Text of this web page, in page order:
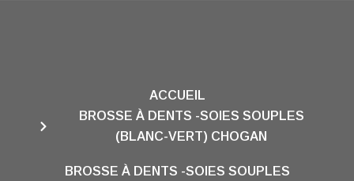
ACCUEIL
BROSSE À DENTS -SOIES SOUPLES
(BLANC-VERT) CHOGAN
BROSSE À DENTS -SOIES SOUPLES